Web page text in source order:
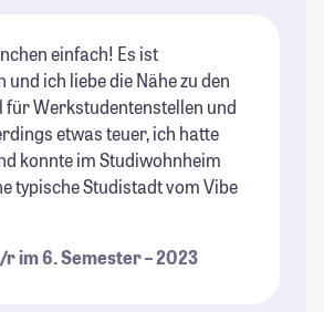
einfach! Es ist
ich liebe die Nähe zu den
für Werkstudentenstellen und
etwas teuer, ich hatte
konnte im Studiwohnheim
typische Studistadt vom Vibe
im 6. Semester – 2023